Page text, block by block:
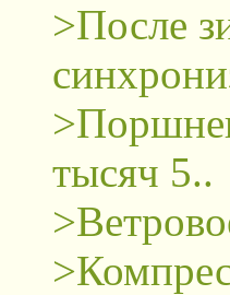
>После
тысяч 5..